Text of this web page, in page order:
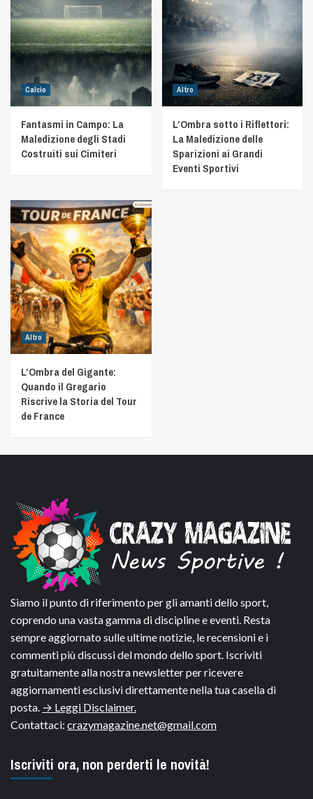
Calcio
Fantasmi in Campo: La
Maledizione degli Stadi
Costruiti sui Cimiteri
Altro
L’Ombra sotto i Riflettori:
La Maledizione delle
Sparizioni ai Grandi
Eventi Sportivi
Altro
L’Ombra del Gigante:
Quando il Gregario
Riscrive la Storia del Tour
de France
Siamo il punto di riferimento per gli amanti dello sport,
coprendo una vasta gamma di discipline e eventi. Resta
sempre aggiornato sulle ultime notizie, le recensioni e i
commenti più discussi del mondo dello sport. Iscriviti
gratuitamente alla nostra newsletter per ricevere
aggiornamenti esclusivi direttamente nella tua casella di
posta. → Leggi Disclaimer.
Contattaci: crazymagazine.net@gmail.com
Iscriviti ora, non perderti le novità!